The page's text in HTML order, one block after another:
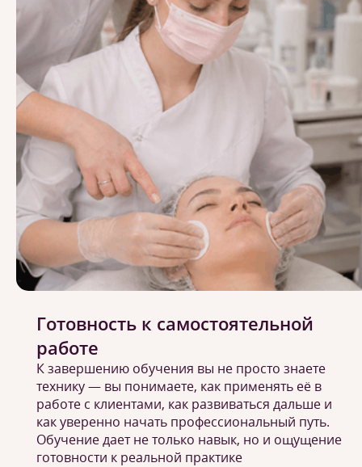
Готовность к самостоятельной
работе
К завершению обучения вы не просто знаете
технику — вы понимаете, как применять её в
работе с клиентами, как развиваться дальше и
как уверенно начать профессиональный путь.
Обучение дает не только навык, но и ощущение
готовности к реальной практике